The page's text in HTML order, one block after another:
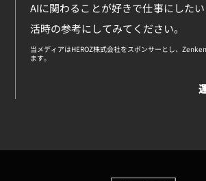
AIに関わることが好きで仕事にした
活時の参考にしてみてください。
当メディアはHEROZ株式会社をスポンサーとし、
ます。